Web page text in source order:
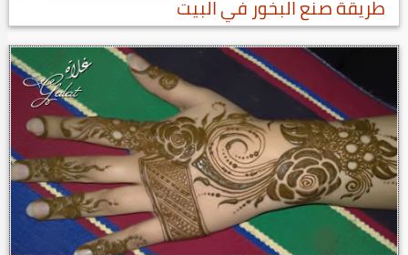
طريقة صنع البخور في البيت